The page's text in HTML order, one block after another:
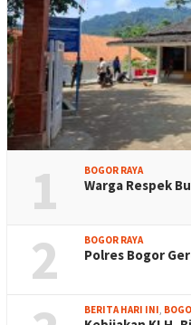
1 BOGOR RAYA
Warga Respek
2 BOGOR RAYA
Polres Bogor
BERITA HARI INI,